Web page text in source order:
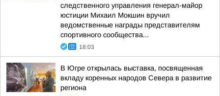
следственного управления генерал-майор
юстиции Михаил Мокшин вручил
ведомственные награды представителям
спортивного сообщества...
18:03
В Югре открылась выставка, посвященная
вкладу коренных народов Севера в развитие
региона